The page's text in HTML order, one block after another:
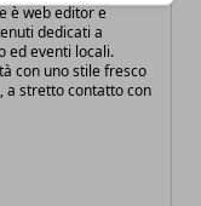
è web editor e
dedicati a
ed eventi locali.
con uno stile fresco
a stretto contatto con